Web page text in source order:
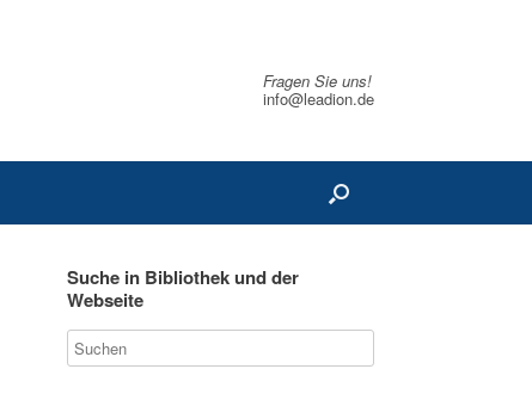
Fragen Sie uns!
info@leadion.de
Suche in Bibliothek und der
Webseite